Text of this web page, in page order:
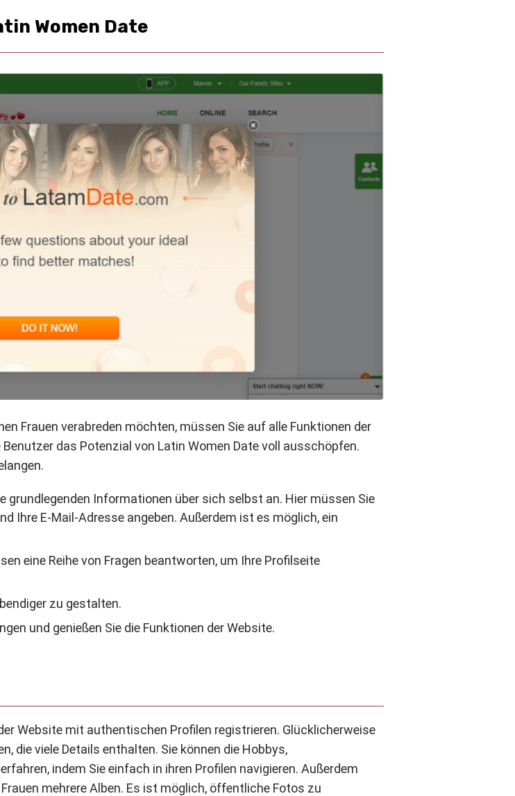
Women Date
Frauen verabreden möchten, müssen Sie auf alle Funktionen der
das Potenzial von Latin Women Date voll ausschöpfen.
grundlegenden Informationen über sich selbst an. Hier müssen Sie
Ihre E-Mail-Adresse angeben. Außerdem ist es möglich, ein
eine Reihe von Fragen beantworten, um Ihre Profilseite
zu gestalten.
und genießen Sie die Funktionen der Website.
Website mit authentischen Profilen registrieren. Glücklicherweise
die viele Details enthalten. Sie können die Hobbys,
indem Sie einfach in ihren Profilen navigieren. Außerdem
mehrere Alben. Es ist möglich, öffentliche Fotos zu